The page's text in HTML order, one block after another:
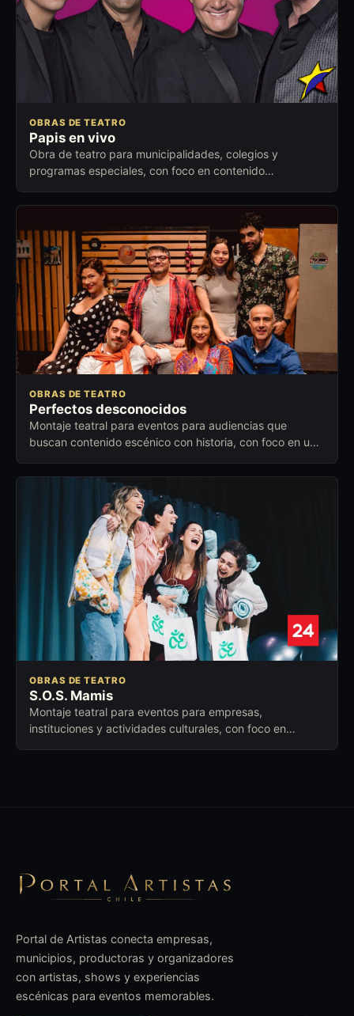
OBRAS DE TEATRO
Papis en vivo
Obra de teatro para municipalidades, colegios y
programas especiales, con foco en contenido
OBRAS DE TEATRO
Perfectos desconocidos
Montaje teatral para eventos para audiencias que
buscan contenido escénico con historia, con foco en un
OBRAS DE TEATRO
S.O.S. Mamis
Montaje teatral para eventos para empresas,
instituciones y actividades culturales, con foco en
Portal de Artistas conecta empresas,
municipios, productoras y organizadores
con artistas, shows y experiencias
escénicas para eventos memorables.